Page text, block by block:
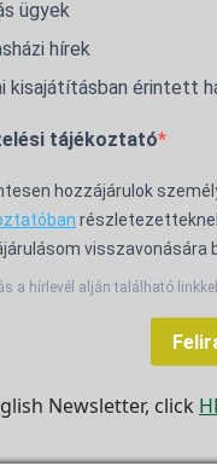
ügyek
hírek
kisajátításban érintett
tájékoztató
hozzájárulok
visszavonására
a hírlevél alján található
Newsletter, click